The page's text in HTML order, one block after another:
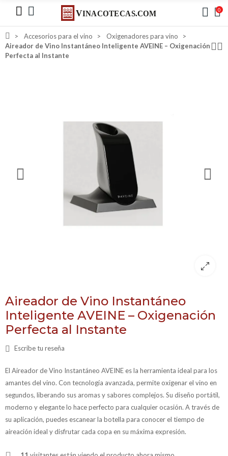
0
Accesorios para el vino
Oxigenadores para vino
Aireador de Vino Instantáneo Inteligente AVEINE – Oxigenación
Perfecta al Instante
Aireador de Vino Instantáneo
Inteligente AVEINE – Oxigenación
Perfecta al Instante
Escribe tu reseña
El Aireador de Vino Instantáneo AVEINE es la herramienta ideal para los
amantes del vino. Con tecnología avanzada, permite oxigenar el vino en
segundos, liberando sus aromas y sabores complejos. Su diseño portátil,
moderno y elegante lo hace perfecto para cualquier ocasión. A través de
su aplicación, puedes escanear la botella para conocer el tiempo de
aireación ideal y disfrutar cada copa en su máxima expresión.